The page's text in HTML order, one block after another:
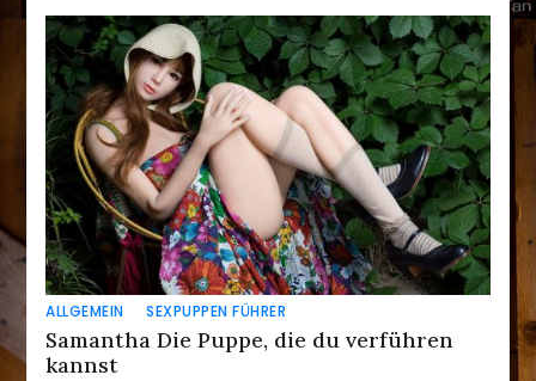
ALLGEMEIN SEXPUPPEN FÜHRER
Samantha Die Puppe, die du verführen
kannst